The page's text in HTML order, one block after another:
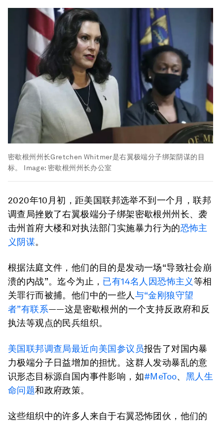
密歇根州州长Gretchen Whitmer是右翼极端分子绑架阴谋的目
标。
Image: 密歇根州州长办公室
2020年10月初，距美国联邦选举不到一个月，联邦
调查局挫败了右翼极端分子绑架密歇根州州长、袭
击州首府大楼和对执法部门实施暴力行为的恐怖主
义阴谋。
根据法庭文件，他们的目的是发动一场“导致社会崩
溃的内战”。迄今为止， 已有14名人因恐怖主义等相
关罪行而被捕。他们中的一些人与“金刚狼守望
者”有联系——这是密歇根州的一个支持反政府和反
执法等观点的民兵组织。
美国联邦调查局最近向美国参议员报告了对国内暴
力极端分子日益增加的担忧。这群人发动暴乱的意
识形态目标源自国内事件影响，如#MeToo、 黑人生
命问题和政府政策。
这些组织中的许多人来自于右翼恐怖团伙，他们的